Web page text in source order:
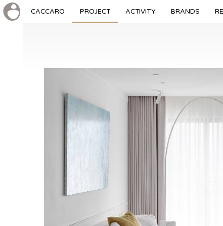
CACCARO PROJECT ACTIVITY BRANDS